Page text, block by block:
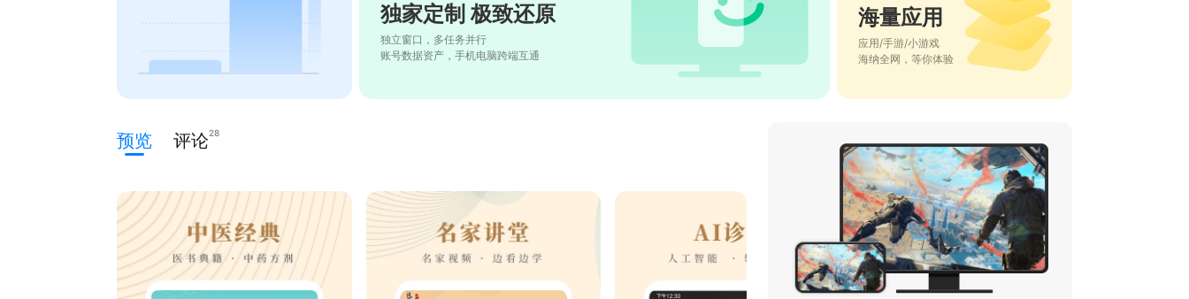
独家定制 极致还原
独立窗口，多任务并行
账号数据资产，手机电脑跨端互通
海量应用
应用/手游/小游戏
海纳全网，等你体验
预览 评论28